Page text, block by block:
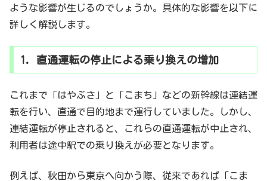
ような影響が生じるのでしょうか。具体的な影響を以下に
詳しく解説します。
1. 直通運転の停止による乗り換えの増加
これまで「はやぶさ」と「こまち」などの新幹線は連結運
転を行い、直通で目的地まで運行していました。しかし、
連結運転が停止されると、これらの直通運転が中止され、
利用者は途中駅での乗り換えが必要となります。
例えば、秋田から東京へ向かう際、従来であれば「こま